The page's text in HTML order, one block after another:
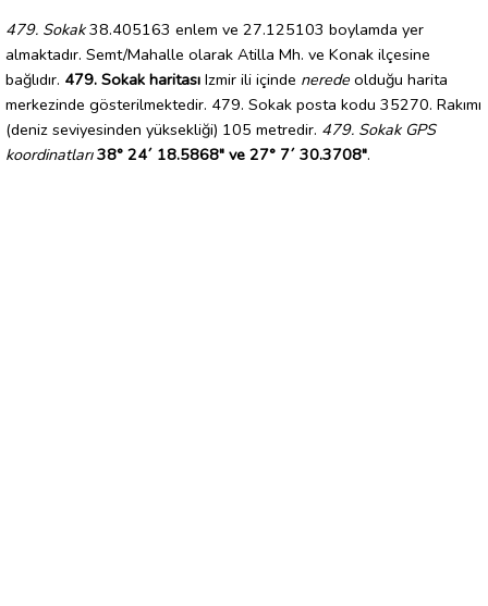
479. Sokak38.405163 enlem ve 27.125103 boylamda yer
almaktadır. Semt/Mahalle olarak Atilla Mh. ve Konak ilçesine
bağlıdır. 479. Sokak haritası Izmir ili içinde nerede olduğu harita
merkezinde gösterilmektedir. 479. Sokak posta kodu 35270. Rakımı
(deniz seviyesinden yüksekliği) 105 metredir. 479. Sokak GPS
koordinatları 38° 24´ 18.5868" ve 27° 7´ 30.3708".